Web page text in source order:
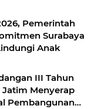
Pemerintah
Surabaya
Anak
III Tahun
Jatim Menyerap
Pembangunan